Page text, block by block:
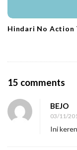
Hindari No Action
15 comments
P
BEJO
03/11/
Ini